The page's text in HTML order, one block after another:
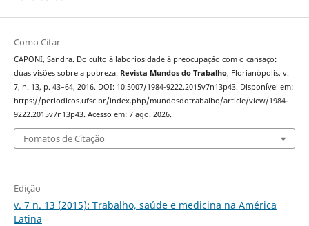
Como Citar
CAPONI, Sandra. Do culto à laboriosidade à preocupação com o cansaço:
duas visões sobre a pobreza. Revista Mundos do Trabalho, Florianópolis, v.
7, n. 13, p. 43–64, 2016. DOI: 10.5007/1984-9222.2015v7n13p43. Disponível em:
https://periodicos.ufsc.br/index.php/mundosdotrabalho/article/view/1984-
9222.2015v7n13p43. Acesso em: 7 ago. 2026.
Fomatos de Citação
Edição
v. 7 n. 13 (2015): Trabalho, saúde e medicina na América
Latina